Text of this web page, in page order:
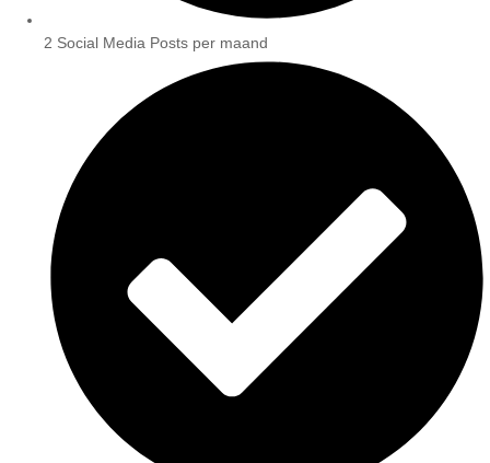
2 Social Media Posts per maand